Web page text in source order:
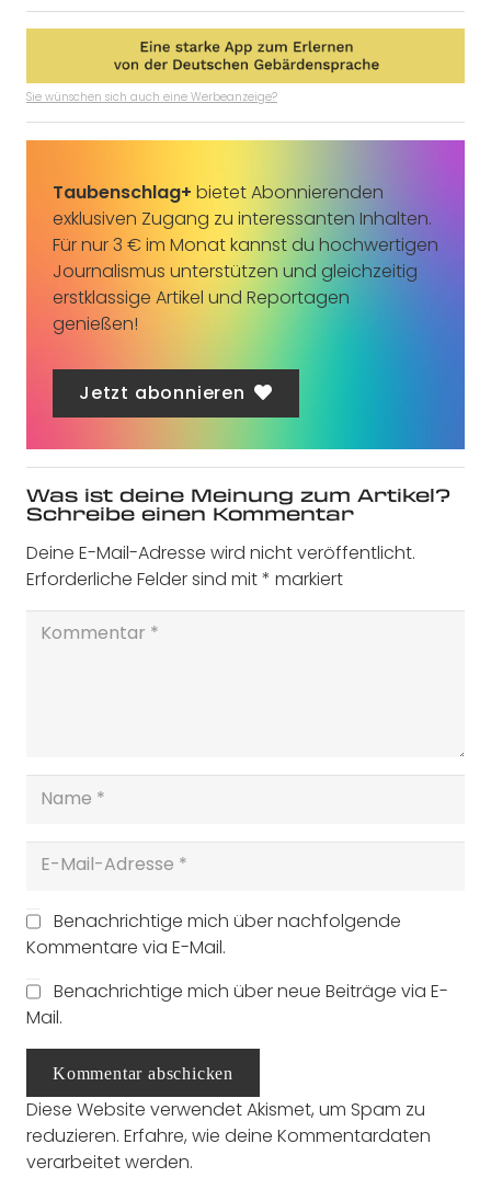
Sie wünschen sich auch eine Werbeanzeige?
Taubenschlag+ bietet Abonnierenden
exklusiven Zugang zu interessanten Inhalten.
Für nur 3 € im Monat kannst du hochwertigen
Journalismus unterstützen und gleichzeitig
erstklassige Artikel und Reportagen
genießen!
Jetzt abonnieren
Was ist deine Meinung zum Artikel?
Schreibe einen Kommentar
Deine E-Mail-Adresse wird nicht veröffentlicht.
Erforderliche Felder sind mit* markiert
Benachrichtige mich über nachfolgende
Kommentare via E-Mail.
Benachrichtige mich über neue Beiträge via E-
Mail.
Kommentar abschicken
Diese Website verwendet Akismet, um Spam zu
reduzieren. Erfahre, wie deine Kommentardaten
verarbeitet werden.